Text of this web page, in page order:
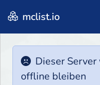
mclist.io
Dieser
offline bleiben